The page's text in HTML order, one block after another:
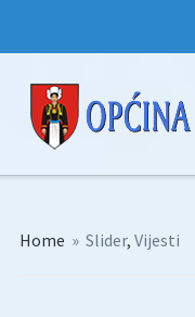
Home » Slider, Vijesti